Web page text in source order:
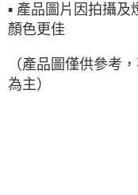
▪ 產品圖片因拍攝
顏色更佳
（產品圖僅供參考
為主）